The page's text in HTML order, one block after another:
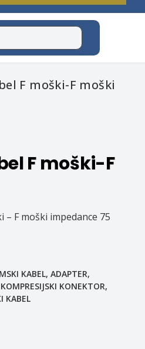
F moški-F moški
F moški-F
F moški impedance 75
KABEL, ADAPTER,
KOMPRESIJSKI KONEKTOR,
KABEL